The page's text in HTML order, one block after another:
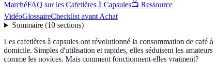
MarchéFAQ sur les Cafetières à Capsules📺 Ressource
VidéoGlossaireChecklist avant Achat
Sommaire(10 sections)
Les cafetières à capsules ont révolutionné la consommation de café à
domicile. Simples d'utilisation et rapides, elles séduisent les amateurs
comme les novices. Mais comment fonctionnent-elles vraiment?